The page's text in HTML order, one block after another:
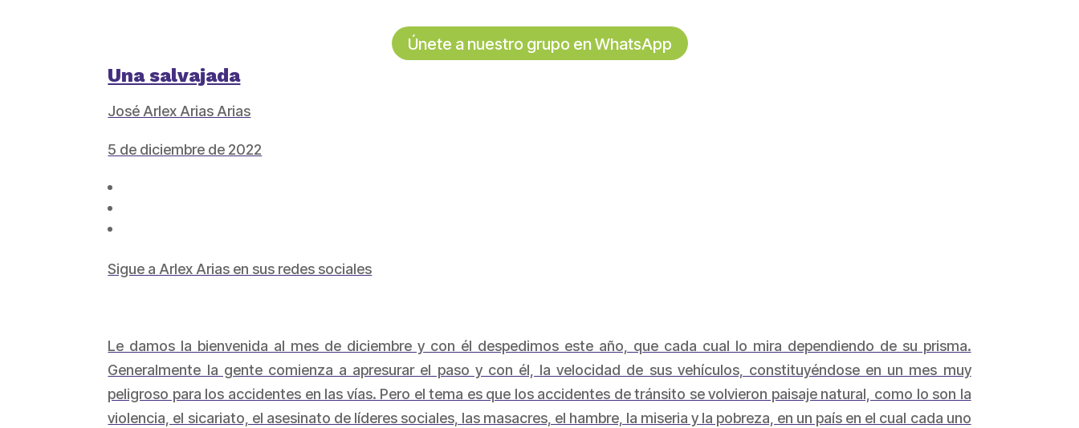
Únete a nuestro grupo en WhatsApp
Una salvajada
José Arlex Arias Arias
5 de diciembre de 2022
Sigue a Arlex Arias en sus redes sociales
Le damos la bienvenida al mes de diciembre y con él despedimos este año, que cada cual lo mira dependiendo de su prisma.
Generalmente la gente comienza a apresurar el paso y con él, la velocidad de sus vehículos, constituyéndose en un mes muy
peligroso para los accidentes en las vías. Pero el tema es que los accidentes de tránsito se volvieron paisaje natural, como lo son la
violencia, el sicariato, el asesinato de líderes sociales, las masacres, el hambre, la miseria y la pobreza, en un país en el cual cada uno